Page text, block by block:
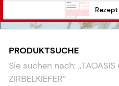
PRODUKTSUCHE
Sie suchen nach: „TAOASIS
ZIRBELKIEFER“